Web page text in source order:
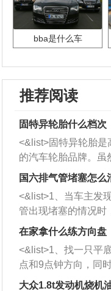
bba是什么车
推荐阅读
固特异轮胎什么档次
<&list>固特异轮胎是
的汽车轮胎品牌。虽
牌，但是中高低端的
也是为了更好的开拓
国六排气管堵塞怎么
<&list>1、当车主发
管出现堵塞的情况时
者是细棍，直接将杂
堵塞情况比较严重，
施。 <&list>2、直接
杂物推到排气管里面
三元催化器拆解开，
在家拿什么练方向盘
<&list>1、找一只平
点和9点钟方向，同
方向做一个标记。
大众1.8t发动机烧机